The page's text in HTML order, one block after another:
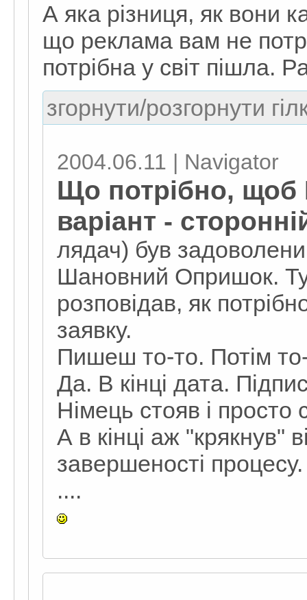
А яка різниця, як вони
що реклама вам не
потрібна у світ пішла.
згорнути/розгорнути
2004.06.11 | Navigator
Що потрібно, щоб
варіант -
лядач) був
Шановний Опришок.
розповідав, як
заявку.
Пишеш то-то. Потім
Да. В кінці дата.
Німець стояв і просто
А в кінці аж "крякнув"
завершеності процесу.
....